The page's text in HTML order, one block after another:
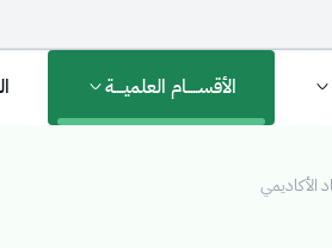
الأقســـــام العلميــــة
الأكاديمي